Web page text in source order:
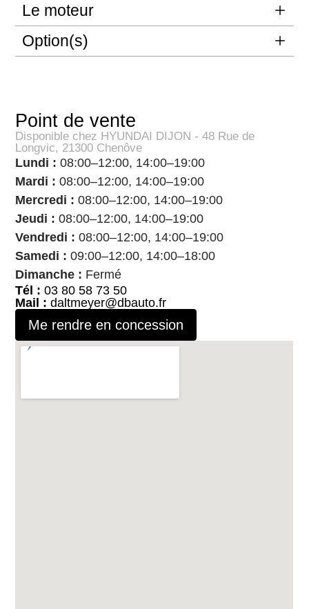
Le moteur
Option(s)
Point de vente
Disponible chez HYUNDAI DIJON - 48 Rue de
Longvic, 21300 Chenôve
Lundi : 08:00–12:00, 14:00–19:00
Mardi : 08:00–12:00, 14:00–19:00
Mercredi : 08:00–12:00, 14:00–19:00
Jeudi : 08:00–12:00, 14:00–19:00
Vendredi : 08:00–12:00, 14:00–19:00
Samedi : 09:00–12:00, 14:00–18:00
Dimanche : Fermé
Tél : 03 80 58 73 50
Mail : daltmeyer@dbauto.fr
Me rendre en concession